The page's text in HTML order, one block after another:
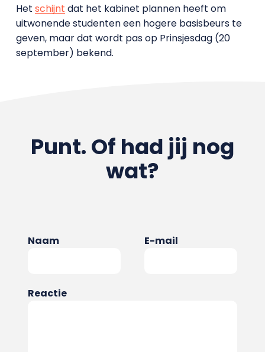
Het schijnt dat het kabinet plannen heeft om
uitwonende studenten een hogere basisbeurs te
geven, maar dat wordt pas op Prinsjesdag (20
september) bekend.
Punt. Of had jij nog
wat?
Naam E-mail
Reactie